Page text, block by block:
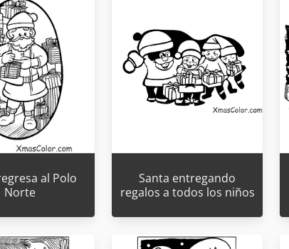
al Polo
Norte
Santa entregando
regalos a todos los niños